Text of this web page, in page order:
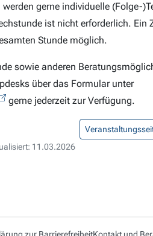
gerne individuelle (Folge-
ist nicht erforderlich. Ein
Stunde möglich.
sowie anderen
über das Formular unter
gerne jederzeit zur Verfügung.
11.03.2026